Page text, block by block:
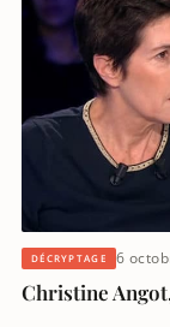
DÉCRYPTAGE 6
Christine